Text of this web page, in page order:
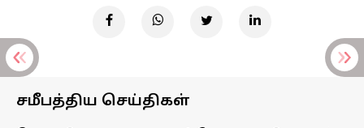
சமீபத்திய செய்திகள்